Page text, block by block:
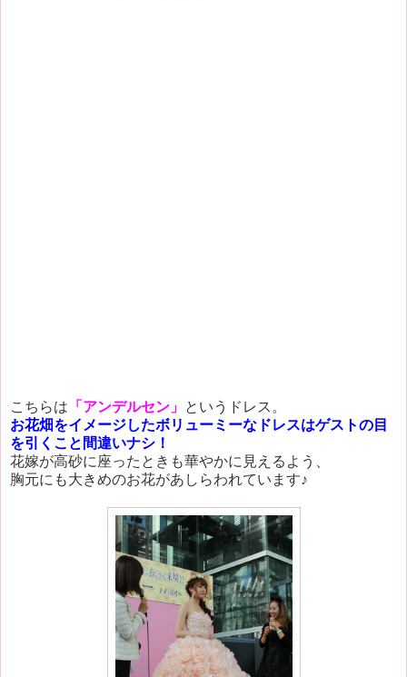
こちらは 「アンデルセン」 というドレス。
お花畑をイメージしたボリューミーなドレスはゲストの目
を引くこと間違いナシ！
花嫁が高砂に座ったときも華やかに見えるよう、
胸元にも大きめのお花があしらわれています♪